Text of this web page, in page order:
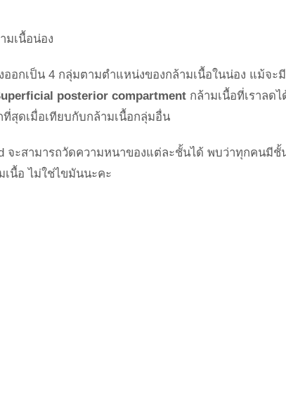
มเนื้อน่อง
อกเป็น 4 กลุ่มตามตำแหน่งของกล้ามเนื้อในน่อง แม้จ
posterior compartment กล้ามเนื้อที่เราลด
สุดเมื่อเทียบกับกล้ามเนื้อกลุ่มอื่น
จะสามารถวัดความหนาของแต่ละชั้นได้ พบว่าทุกคนมี
เนื้อ ไม่ใช่ไขมันนะคะ